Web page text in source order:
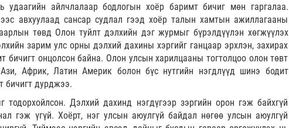
айлчлалаар бодлогын хоёр баримт бичиг мөн гаргалаа.
авхуулаад сансар судлал гээд хоёр талын хамтын ажиллагааны
төвд Олон туйлт дэлхийн дэг журмыг бүрэлдүүлэн хөгжүүлэх
зарим улс орны дэлхий дахины хэргийг ганцаар эрхлэн, захирах
бичигт онцолсон байна. Олон улсын харилцааны тогтолцоо олон төвт
Африк, Латин Америк болон бүс нутгийн нэгдлүүд шинэ бодит
бичигт дурджээ.
тодорхойлсон. Дэлхий дахинд нэгдүгээр зэргийн орон гэж байхгүй
гэж үгүй. Хоёрт, нэг улсын аюулгүй байдал нөгөө улсын аюулгүй